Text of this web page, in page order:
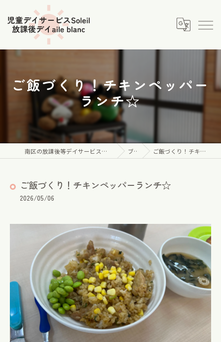
ご飯づくり！チキンペッパー
ランチ☆
南区の放課後等デイサービスなら児童デイサービス Soleil ブログ ご飯づくり！チキンペッパーランチ☆
ご飯づくり！チキンペッパーランチ☆
2026/05/06